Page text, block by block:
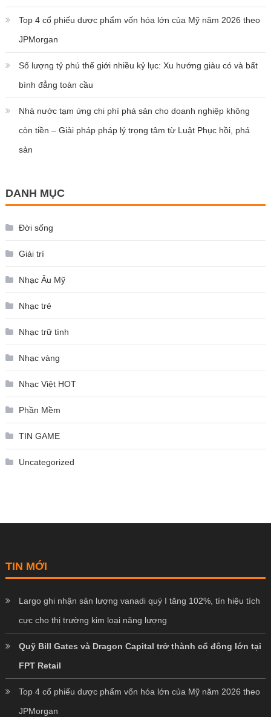
Top 4 cổ phiếu dược phẩm vốn hóa lớn của Mỹ năm 2026 theo
JPMorgan
Số lượng tỷ phú thế giới nhiều kỷ lục: Xu hướng giàu có và bất
bình đẳng toàn cầu
Nhà nước tạm ứng chi phí phá sản cho doanh nghiệp không
còn tiền – Giải pháp pháp lý trọng tâm từ Luật Phục hồi, phá
sản
DANH MỤC
Đời sống
Giải trí
Nhạc Âu Mỹ
Nhạc trẻ
Nhạc trữ tình
Nhạc vàng
Nhạc Việt HOT
Phần Mềm
TIN GAME
Uncategorized
TIN MỚI
Largo ghi nhận sản lượng vanadi quý I tăng 102%, tín hiệu tích
cực cho thị trường kim loại năng lượng
Quỹ Bill Gates và Dragon Capital trở thành cổ đông lớn tại
FPT Retail
Top 4 cổ phiếu dược phẩm vốn hóa lớn của Mỹ năm 2026 theo
JPMorgan